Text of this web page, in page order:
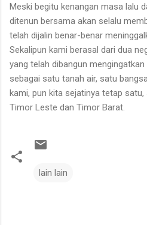
Meski begitu kenangan masa lalu
ditenun bersama akan selalu
telah dijalin benar-benar
Sekalipun kami berasal dari dua
yang telah dibangun
sebagai satu tanah air, satu
kami, pun kita sejatinya tetap satu,
Timor Leste dan Timor Barat.
lain lain